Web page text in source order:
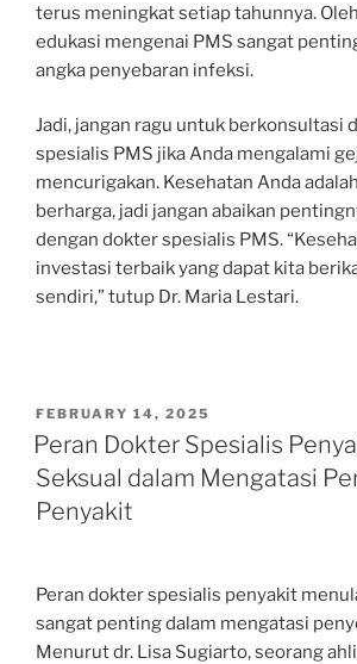
terus meningkat setiap tahunnya.
edukasi mengenai PMS sangat
angka penyebaran infeksi.
Jadi, jangan ragu untuk berkonsultasi
spesialis PMS jika Anda mengalami
mencurigakan. Kesehatan Anda
berharga, jadi jangan abaikan
dengan dokter spesialis PMS.
investasi terbaik yang dapat kita
sendiri,” tutup Dr. Maria Lestari.
POSTED
ON
FEBRUARY 14, 2025
Peran Dokter Spesialis
Seksual dalam Mengatasi
Penyakit
Peran dokter spesialis penyakit
sangat penting dalam mengatasi
Menurut dr. Lisa Sugiarto, seorang